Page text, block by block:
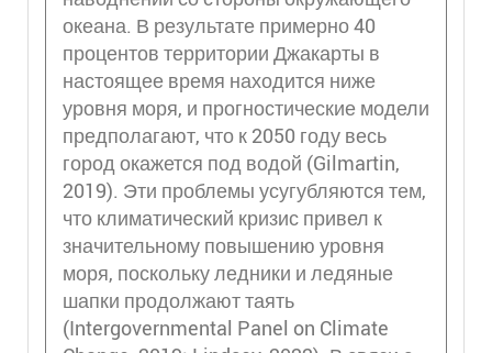
океана. В результате примерно 40
процентов территории Джакарты в
настоящее время находится ниже
уровня моря, и прогностические модели
предполагают, что к 2050 году весь
город окажется под водой (Gilmartin,
2019). Эти проблемы усугубляются тем,
что климатический кризис привел к
значительному повышению уровня
моря, поскольку ледники и ледяные
шапки продолжают таять
(Intergovernmental Panel on Climate